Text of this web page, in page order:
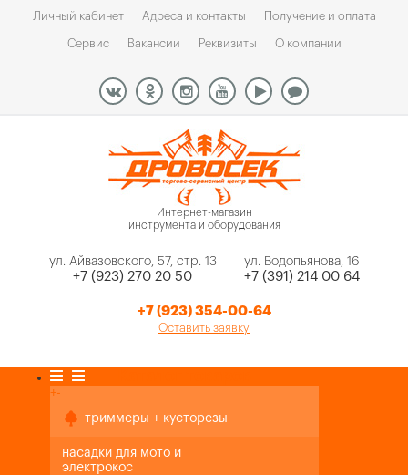
Личный кабинет Адреса и контакты Получение и оплата
Сервис Вакансии Реквизиты О компании
Интернет-магазин
инструмента и оборудования
ул. Айвазовского, 57, стр. 13
+7 (923) 270 20 50
ул. Водопьянова, 16
+7 (391) 214 00 64
+7 (923) 354-00-64
Оставить заявку
+-
триммеры + кусторезы
насадки для мото и
электрокос